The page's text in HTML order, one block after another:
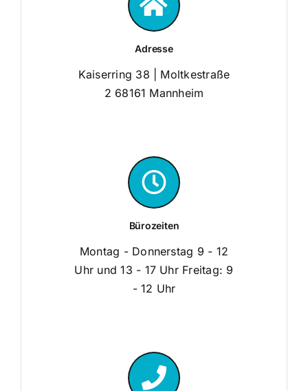
Adresse
Kaiserring 38 | Moltkestraße
2 68161 Mannheim
Bürozeiten
Montag - Donnerstag 9 - 12
Uhr und 13 - 17 Uhr Freitag: 9
- 12 Uhr